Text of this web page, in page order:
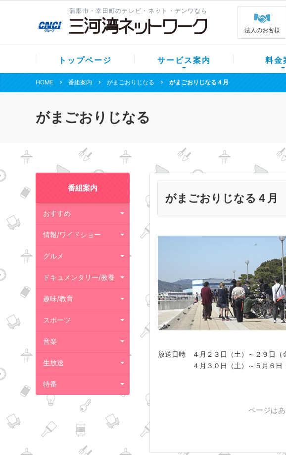
蒲郡市・幸田町のテレビ・ネット・デンワなら
法人のお客様
トップページ サービス案内 料金
HOME 番組案内 がまごおりじなる がまごおりじなる４月
がまごおりじなる
番組案内
おすすめ
情報/ワイドショー
グルメ
ドキュメンタリー/教養
趣味/教育
スポーツ
音楽
生放送
特番
がまごおりじなる４月
放送日時 ４月２３日（土）～２９日
４月３０日（土）～５月６日（金
ページはあ